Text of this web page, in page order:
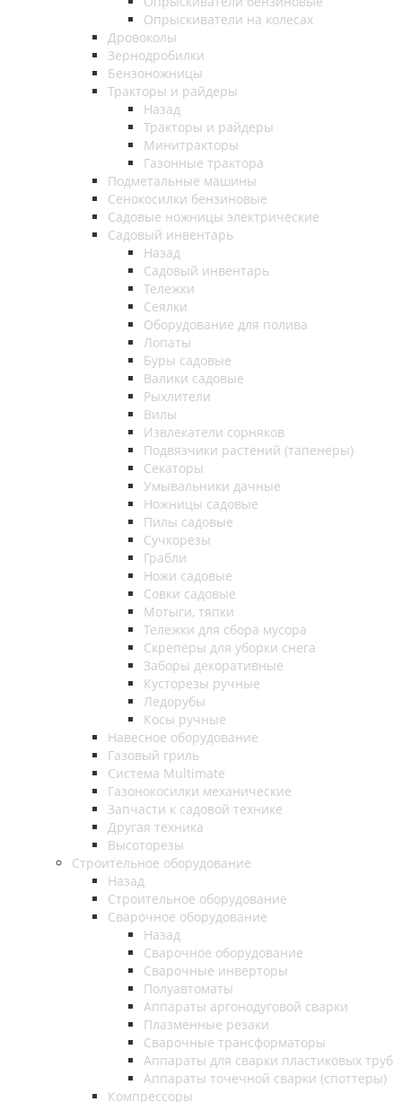
Опрыскиватели на колесах
Дровоколы
Зернодробилки
Бензоножницы
Тракторы и райдеры
Назад
Тракторы и райдеры
Минитракторы
Газонные трактора
Подметальные машины
Сенокосилки бензиновые
Садовые ножницы электрические
Садовый инвентарь
Назад
Садовый инвентарь
Тележки
Сеялки
Оборудование для полива
Лопаты
Буры садовые
Валики садовые
Рыхлители
Вилы
Извлекатели сорняков
Подвязчики растений (тапенеры)
Секаторы
Умывальники дачные
Ножницы садовые
Пилы садовые
Сучкорезы
Грабли
Ножи садовые
Совки садовые
Мотыги, тяпки
Тележки для сбора мусора
Скреперы для уборки снега
Заборы декоративные
Кусторезы ручные
Ледорубы
Косы ручные
Навесное оборудование
Газовый гриль
Система Multimate
Газонокосилки механические
Запчасти к садовой технике
Другая техника
Высоторезы
Строительное оборудование
Назад
Строительное оборудование
Сварочное оборудование
Назад
Сварочное оборудование
Сварочные инверторы
Полуавтоматы
Аппараты аргонодуговой сварки
Плазменные резаки
Сварочные трансформаторы
Аппараты для сварки пластиковых труб
Аппараты точечной сварки (споттеры)
Компрессоры